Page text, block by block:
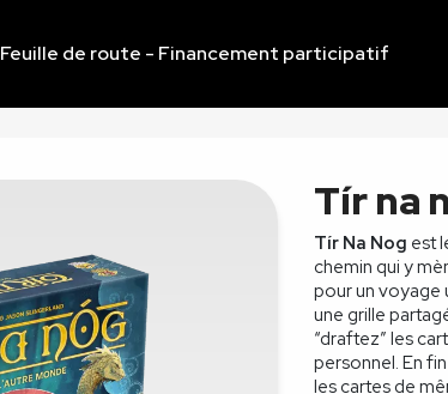
Feuille de route - Financement participatif
Tír na
Tír Na Nog est
chemin qui y
pour un voyage
une grille
“draftez” les
personnel. En
les cartes de